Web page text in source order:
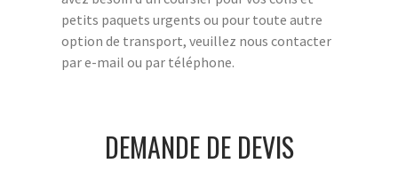
petits paquets urgents ou pour toute autre
option de transport, veuillez nous contacter
par e-mail ou par téléphone.
DEMANDE DE DEVIS